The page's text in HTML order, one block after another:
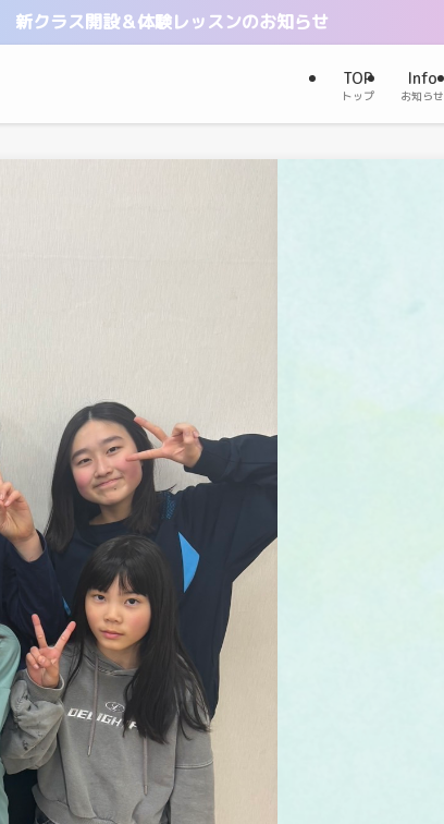
新クラス開設＆体験レッスンのお知らせ
TOP
トップ
Info
お知らせ